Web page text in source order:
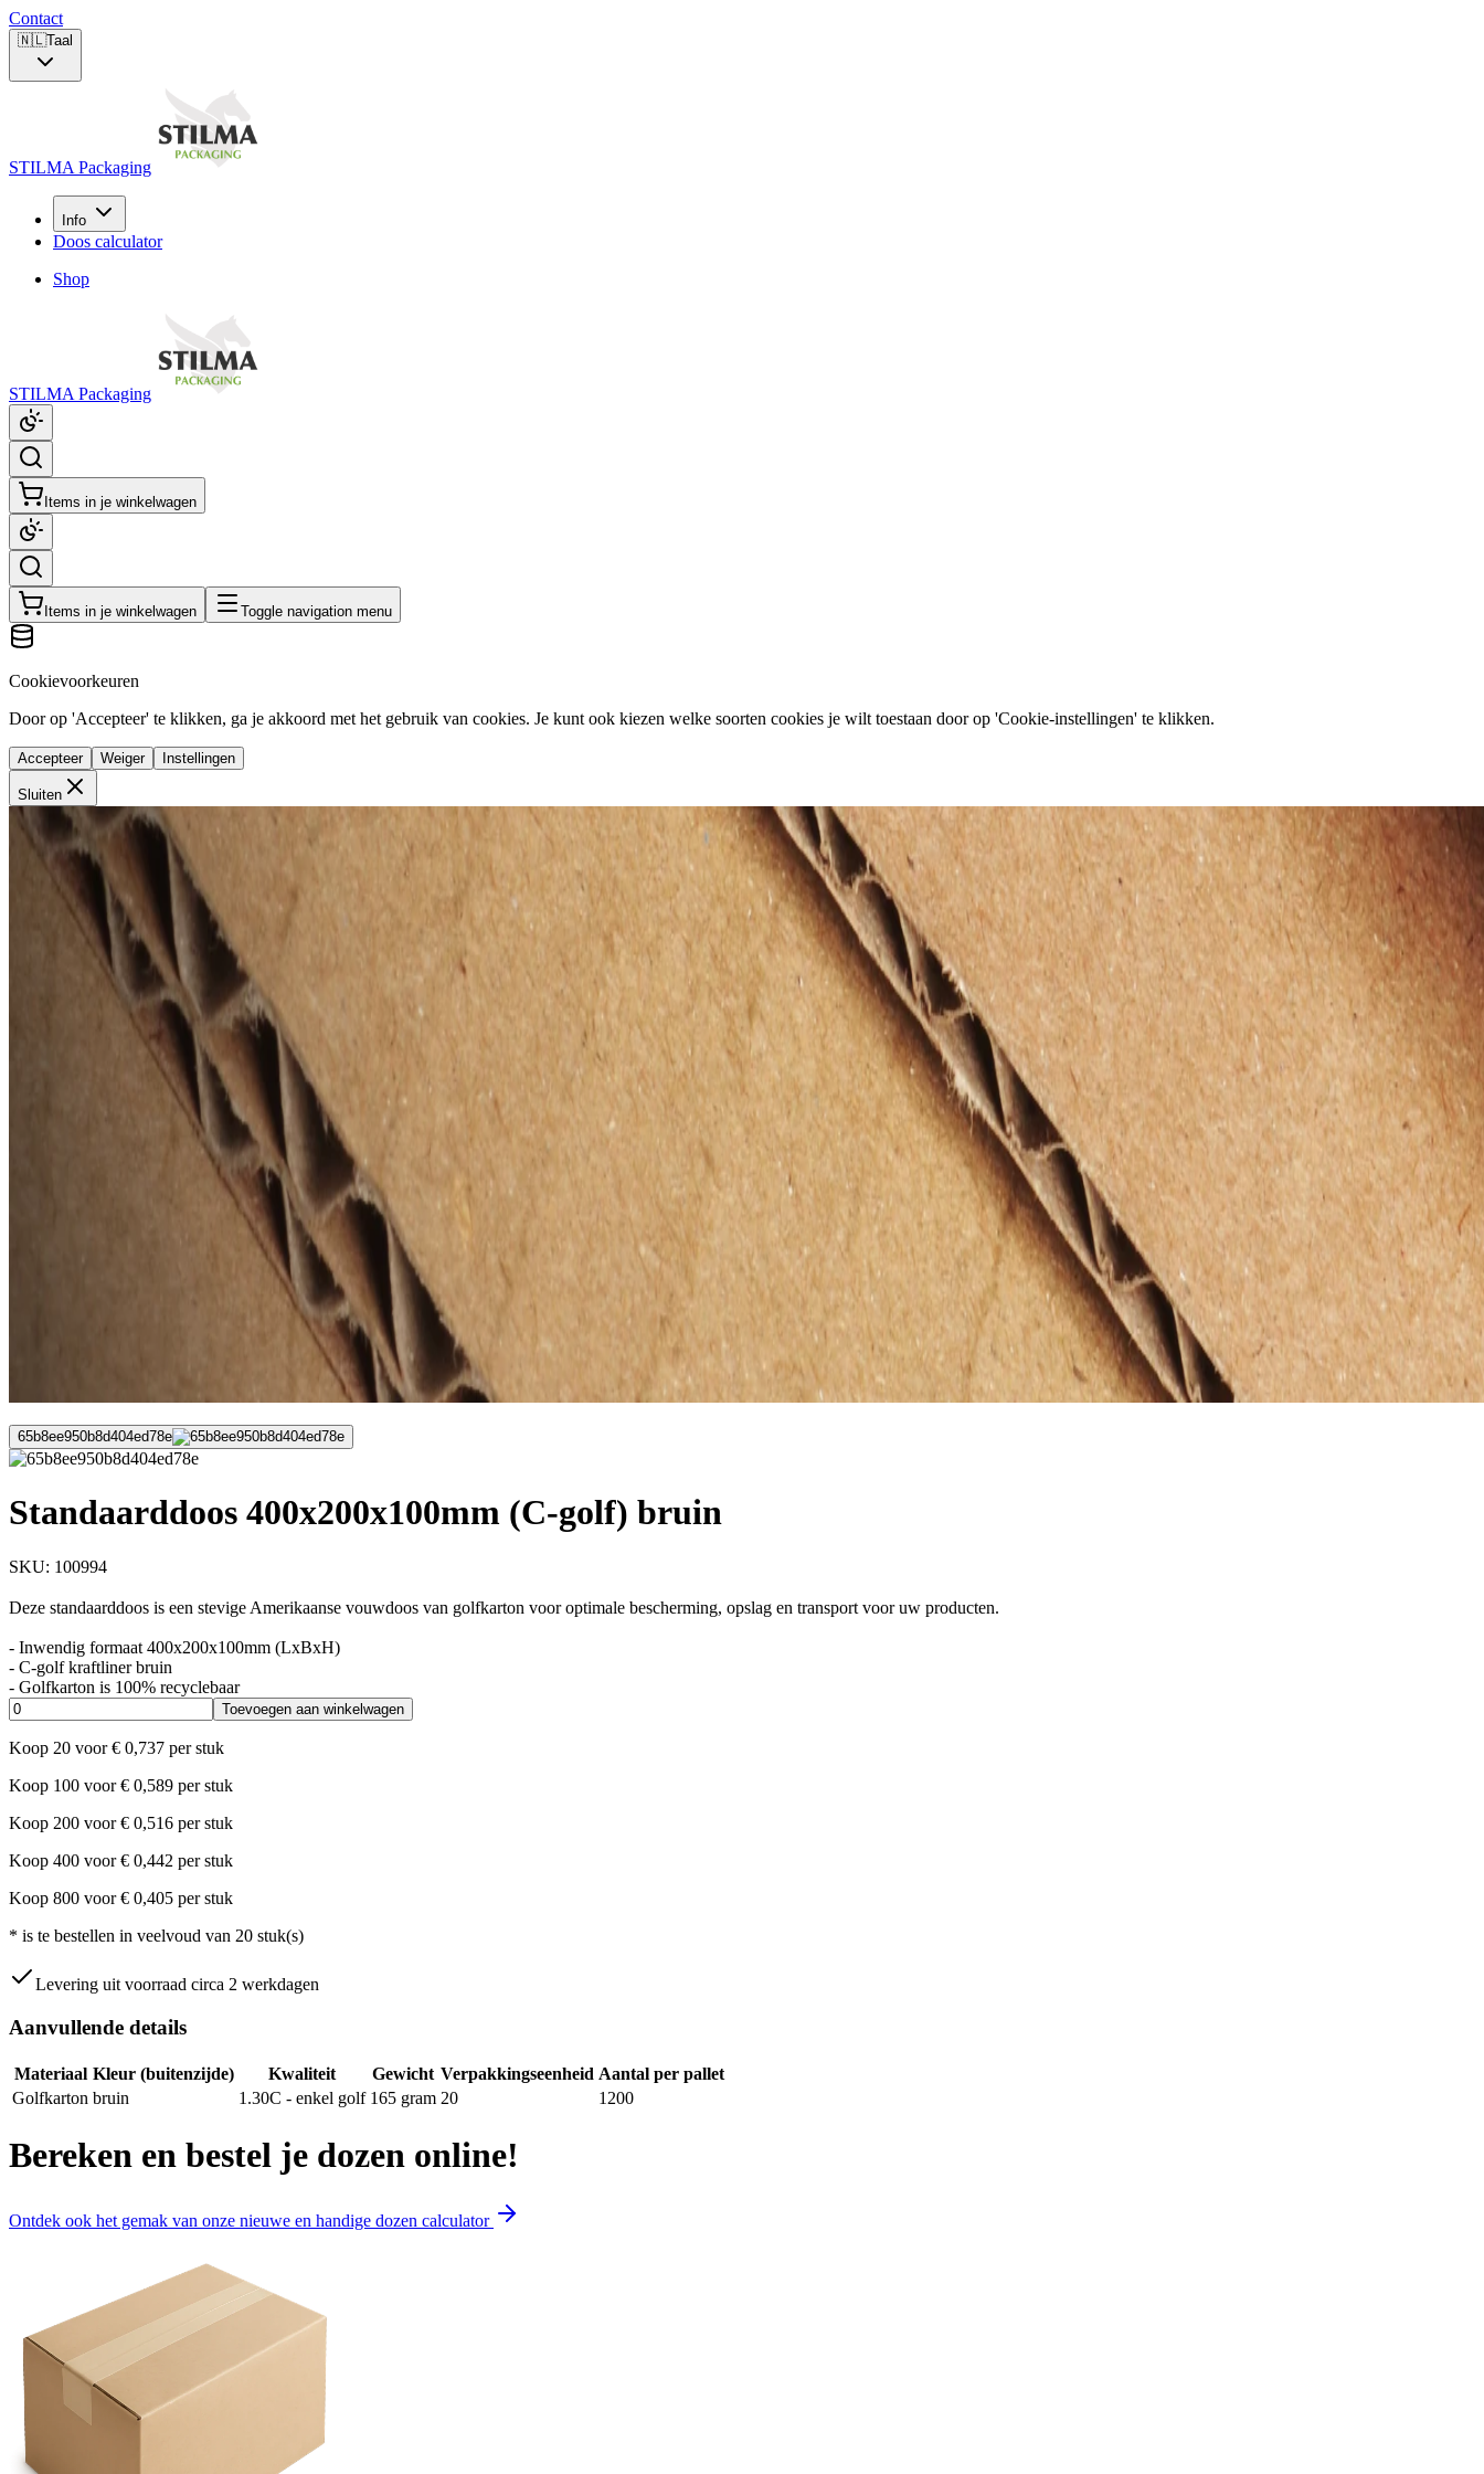
Contact
🇳🇱Taal
STILMA Packaging
Info
Doos calculator
Shop
STILMA Packaging
Items in je winkelwagen
Items in je winkelwagen Toggle navigation menu
Cookievoorkeuren
Door op 'Accepteer' te klikken, ga je akkoord met het gebruik van cookies. Je kunt ook kiezen welke soorten cookies je wilt toestaan door op 'Cookie-instellingen' te klikken.
Accepteer Weiger Instellingen
Sluiten
65b8ee950b8d404ed78e
Standaarddoos 400x200x100mm (C-golf) bruin
SKU: 100994
Deze standaarddoos is een stevige Amerikaanse vouwdoos van golfkarton voor optimale bescherming, opslag en transport voor uw producten.
- Inwendig formaat 400x200x100mm (LxBxH)
- C-golf kraftliner bruin
- Golfkarton is 100% recyclebaar
Toevoegen aan winkelwagen
Koop 20 voor € 0,737 per stuk
Koop 100 voor € 0,589 per stuk
Koop 200 voor € 0,516 per stuk
Koop 400 voor € 0,442 per stuk
Koop 800 voor € 0,405 per stuk
* is te bestellen in veelvoud van 20 stuk(s)
Levering uit voorraad circa 2 werkdagen
Aanvullende details
Materiaal Kleur (buitenzijde) Kwaliteit Gewicht Verpakkingseenheid Aantal per pallet
Golfkarton bruin 1.30C - enkel golf 165 gram 20 1200
Bereken en bestel je dozen online!
Ontdek ook het gemak van onze nieuwe en handige dozen calculator